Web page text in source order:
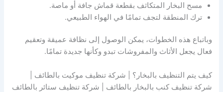
مسح البخار المتكاثف بقطعة قماش جافة أو ماصة.
ترك المنطقة لتجف تمامًا في الهواء الطبيعي.
وباتباع هذه الخطوات، يمكن الوصول إلى نظافة عميقة وتعقيم
فعال يجعل الأثاث والمفروشات تبدو وكأنها جديدة تمامًا.
كيف يتم التنظيف بالبخار؟ | شركة تنظيف موكيت بالطائف |
شركة تنظيف كنب بالبخار بالطائف | شركة تنظيف ستائر بالطائف